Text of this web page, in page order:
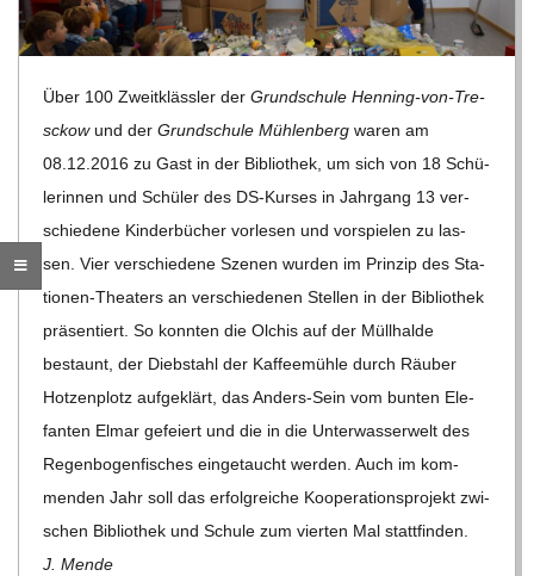
R
E
G
O
L
D
S
C
Über 100 Zweit­kläss­ler der Grund­schule Hen­ning-von-Tre­
sc­kowund der Grund­schule Müh­len­berg waren am
08.12.2016 zu Gast in der Biblio­thek, um sich von 18 Schü­
le­rin­nen und Schü­ler des DS-Kur­ses in Jahr­gang 13 ver­
schie­dene Kin­der­bü­cher vor­le­sen und vor­spie­len zu las­
sen. Vier ver­schie­dene Sze­nen wur­den im Prin­zip des Sta­
tio­nen-Thea­ters an ver­schie­de­nen Stel­len in der Biblio­thek
prä­sen­tiert. So konn­ten die Olchis auf der Müll­halde
bestaunt, der Dieb­stahl der Kaf­fee­mühle durch Räu­ber
Hot­zen­plotz auf­ge­klärt, das Anders-Sein vom bun­ten Ele­
fan­ten Elmar gefei­ert und die in die Unter­was­ser­welt des
Regen­bo­gen­fi­sches ein­ge­taucht wer­den. Auch im kom­
men­den Jahr soll das erfolg­rei­che Koope­ra­ti­ons­pro­jekt zwi­
schen Biblio­thek und Schule zum vier­ten Mal stattfinden.
J. Mende